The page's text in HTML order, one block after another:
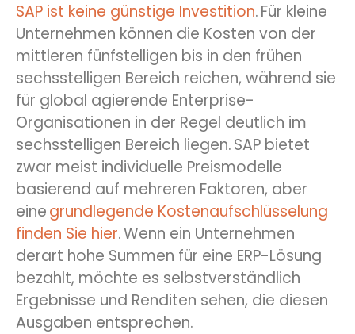
SAP ist keine günstige Investition. Für kleine
Unternehmen können die Kosten von der
mittleren fünfstelligen bis in den frühen
sechsstelligen Bereich reichen, während sie
für global agierende Enterprise-
Organisationen in der Regel deutlich im
sechsstelligen Bereich liegen. SAP bietet
zwar meist individuelle Preismodelle
basierend auf mehreren Faktoren, aber
einegrundlegende Kostenaufschlüsselung
finden Sie hier. Wenn ein Unternehmen
derart hohe Summen für eine ERP-Lösung
bezahlt, möchte es selbstverständlich
Ergebnisse und Renditen sehen, die diesen
Ausgaben entsprechen.